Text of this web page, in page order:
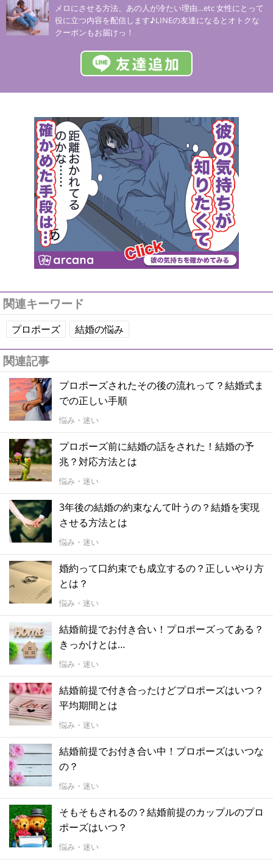
メロにさせる方法、あの人が冷たい理由…etc 女性にとって
役に立つ内容を配信します♪LINEの友達になるとオトクな
クーポンもお届けっ！
関連キーワード
プロポーズ 結婚の悩み
関連記事
プロポーズされたその後の流れって？結婚式ま
での正しい手順
悩み・迷い
プロポーズ前に結婚の話をされた！結婚の予
兆？対応方法とは
悩み・迷い
3年後の結婚の約束なんて叶うの？結婚を実現
させる方法とは
悩み・迷い
婚約って口約束でも成立するの？正しいやり方
とは？
悩み・迷い
結婚前提でお付き合い！プロポーズってある？
きっかけとは…
悩み・迷い
結婚前提で付き合ったけどプロポーズはいつ？
平均期間とは
悩み・迷い
結婚前提でお付き合い中！プロポーズはいつな
の？
悩み・迷い
そもそもされるの？結婚前提のカップルのプロ
ポーズはいつ？
悩み・迷い